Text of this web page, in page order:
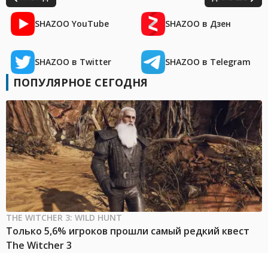
SHAZOO YouTube SHAZOO в Дзен
SHAZOO в Twitter SHAZOO в Telegram
ПОПУЛЯРНОЕ СЕГОДНЯ
THE WITCHER 3: WILD HUNT
Только 5,6% игроков прошли самый редкий квест
The Witcher 3